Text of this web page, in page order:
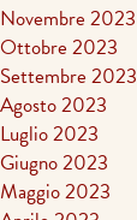
Novembre 2023
Ottobre 2023
Settembre 2023
Agosto 2023
Luglio 2023
Giugno 2023
Maggio 2023